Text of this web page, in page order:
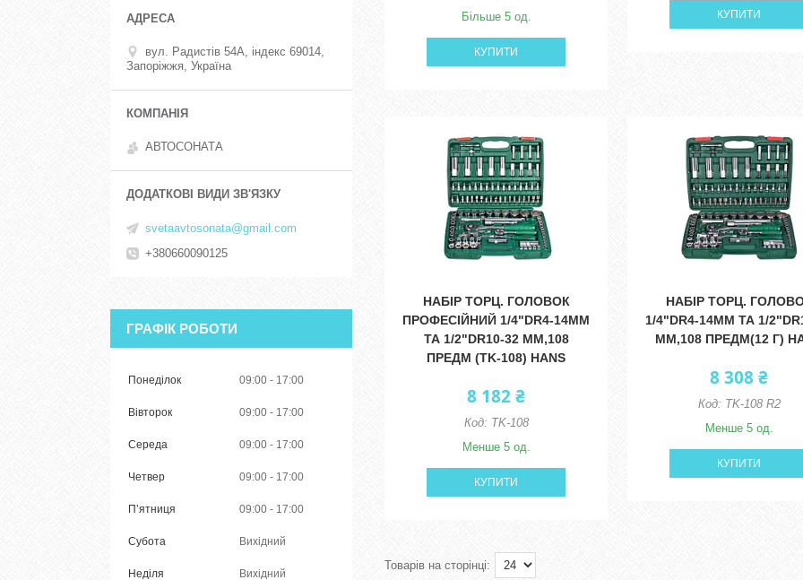
Більше 5 од.
КУПИТИ
КУПИТИ
НАБІР ТОРЦ. ГОЛОВОК
ПРОФЕСІЙНИЙ 1/4"DR4-14ММ
ТА 1/2"DR10-32 ММ,108
ПРЕДМ (TK-108) HANS
8 182 ₴
TK-108
Менше 5 од.
КУПИТИ
НАБІР ТОРЦ.
1/4"DR4-14ММ ТА 1/
ММ,108 ПРЕДМ(12 Г)
8 308 ₴
TK-108 R2
Менше 5 од.
КУПИТИ
вул. Радистів 54А, індекс 69014,
Запоріжжя, Україна
АВТОСОНАТА
svetaavtosonata@gmail.com
+380660090125
ГРАФІК РОБОТИ
Понеділок 09:00 17:00
Вівторок 09:00 17:00
Середа 09:00 17:00
Четвер 09:00 17:00
Пʼятниця 09:00 17:00
Субота Вихідний
Неділя Вихідний